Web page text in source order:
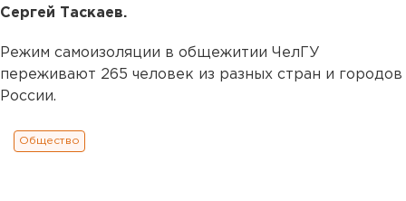
Сергей Таскаев.
Режим самоизоляции в общежитии ЧелГУ
переживают 265 человек из разных стран и городов
России.
Общество